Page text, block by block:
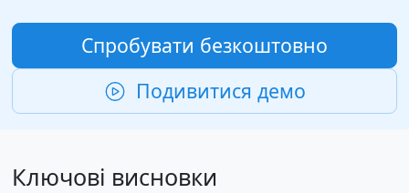
Спробувати безкоштовно
Подивитися демо
Ключові висновки